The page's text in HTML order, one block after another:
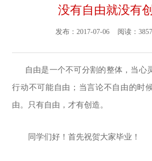
没有自由就没有
发布：2017-07-06 阅读：
自由是一个不可分割的整体，当心
行动不可能自由；当言论不自由的时
由。只有自由，才有创造。
同学们好！首先祝贺大家毕业！